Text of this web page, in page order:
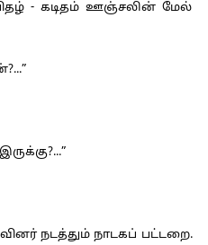
- கடிதம் ஊஞ்சலின் மேல்
நடத்தும் நாடகப் பட்டறை.